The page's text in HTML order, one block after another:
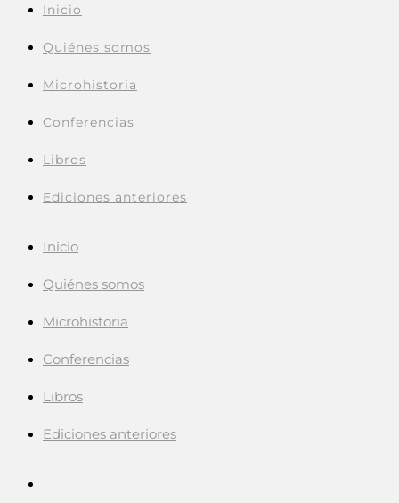
Inicio
Quiénes somos
Microhistoria
Conferencias
Libros
Ediciones anteriores
Inicio
Quiénes somos
Microhistoria
Conferencias
Libros
Ediciones anteriores